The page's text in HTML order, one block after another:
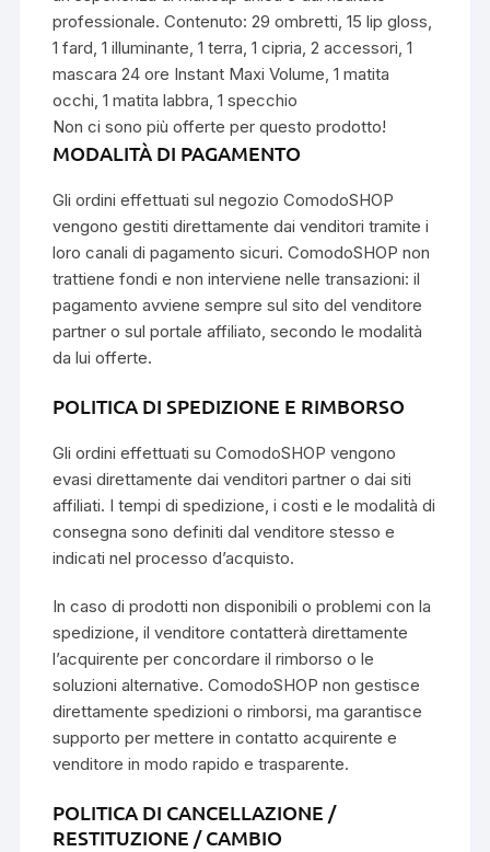
professionale. Contenuto: 29 ombretti, 15 lip gloss,
1 fard, 1 illuminante, 1 terra, 1 cipria, 2 accessori, 1
mascara 24 ore Instant Maxi Volume, 1 matita
occhi, 1 matita labbra, 1 specchio
Non ci sono più offerte per questo prodotto!
MODALITÀ DI PAGAMENTO
Gli ordini effettuati sul negozio ComodoSHOP
vengono gestiti direttamente dai venditori tramite i
loro canali di pagamento sicuri. ComodoSHOP non
trattiene fondi e non interviene nelle transazioni: il
pagamento avviene sempre sul sito del venditore
partner o sul portale affiliato, secondo le modalità
da lui offerte.
POLITICA DI SPEDIZIONE E RIMBORSO
Gli ordini effettuati su ComodoSHOP vengono
evasi direttamente dai venditori partner o dai siti
affiliati. I tempi di spedizione, i costi e le modalità di
consegna sono definiti dal venditore stesso e
indicati nel processo d’acquisto.
In caso di prodotti non disponibili o problemi con la
spedizione, il venditore contatterà direttamente
l’acquirente per concordare il rimborso o le
soluzioni alternative. ComodoSHOP non gestisce
direttamente spedizioni o rimborsi, ma garantisce
supporto per mettere in contatto acquirente e
venditore in modo rapido e trasparente.
POLITICA DI CANCELLAZIONE /
RESTITUZIONE / CAMBIO